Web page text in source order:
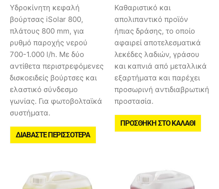
Υδροκίνητη κεφαλή
βούρτσας iSolar 800,
πλάτους 800 mm, για
ρυθμό παροχής νερού
700-1.000 l/h. Με δύο
αντίθετα περιστρεφόμενες
δισκοειδείς βούρτσες και
ελαστικό σύνδεσμο
γωνίας. Για φωτοβολταϊκά
συστήματα.
ΔΙΑΒΆΣΤΕ ΠΕΡΙΣΣΌΤΕΡΑ
Καθαριστικό και
απολιπαντικό προϊόν
ήπιας δράσης, το οποίο
αφαιρεί αποτελεσματικά
λεκέδες λαδιών, γράσου
και καπνιά από μεταλλικά
εξαρτήματα και παρέχει
προσωρινή αντιδιαβρωτική
προστασία.
ΠΡΟΣΘΉΚΗ ΣΤΟ ΚΑΛΆΘΙ